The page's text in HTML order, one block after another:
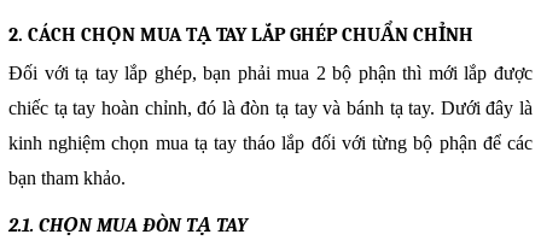
2. CÁCH CHỌN MUA TẠ TAY LẮP GHÉP CHUẨN CHỈNH
Đối với tạ tay lắp ghép, bạn phải mua 2 bộ phận thì mới lắp được
chiếc tạ tay hoàn chỉnh, đó là đòn tạ tay và bánh tạ tay. Dưới đây là
kinh nghiệm chọn mua tạ tay tháo lắp đối với từng bộ phận để các
bạn tham khảo.
2.1. CHỌN MUA ĐÒN TẠ TAY